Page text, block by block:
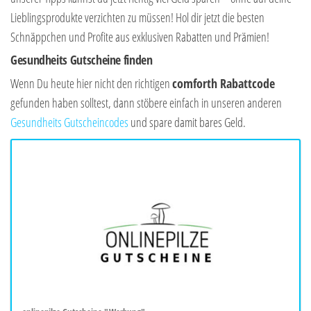
Lieblingsprodukte verzichten zu müssen! Hol dir jetzt die besten
Schnäppchen und Profite aus exklusiven Rabatten und Prämien!
Gesundheits Gutscheine finden
Wenn Du heute hier nicht den richtigencomforth Rabattcode
gefunden haben solltest, dann stöbere einfach in unseren anderen
Gesundheits Gutscheincodes und spare damit bares Geld.